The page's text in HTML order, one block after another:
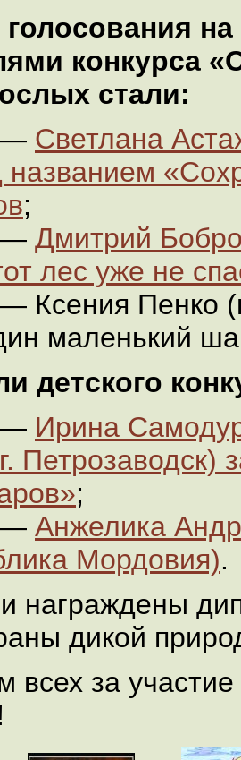
на
конкурса
стали:
— Светлана
названием
;
— Дмитрий
лес уже не
Ксения Пенко
маленький
детского
— Ирина
Петрозаводск)
;
— Анжелика
Мордовия).
награждены
дикой
всех за